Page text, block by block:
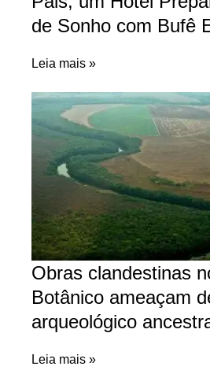
de Sonho com Bufê
Leia mais »
Obras clandestinas
Botânico ameaçam
arqueológico
Leia mais »